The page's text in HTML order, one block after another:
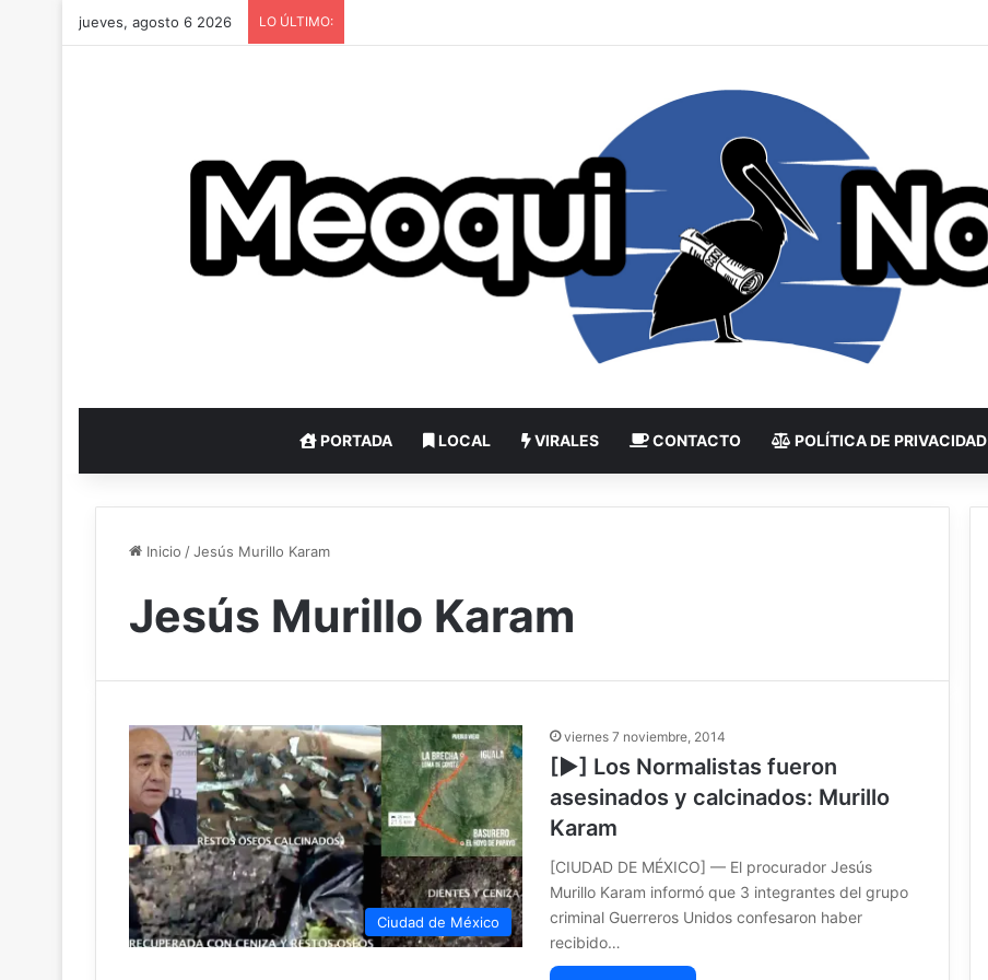
jueves, agosto 6 2026 LO ÚLTIMO:
PORTADA LOCAL VIRALES CONTACTO POLÍTICA DE PRIVACIDAD
Inicio /Jesús Murillo Karam
Jesús Murillo Karam
Ciudad de México
viernes 7 noviembre, 2014
[▶] Los Normalistas fueron
asesinados y calcinados: Murillo
Karam
[CIUDAD DE MÉXICO] — El procurador Jesús
Murillo Karam informó que 3 integrantes del grupo
criminal Guerreros Unidos confesaron haber
recibido…